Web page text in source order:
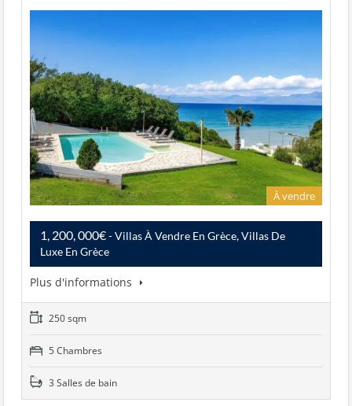
À vendre
1, 200, 000€- Villas À Vendre En Grèce, Villas De
Luxe En Grèce
Plus d'informations
250 sqm
5 Chambres
3 Salles de bain